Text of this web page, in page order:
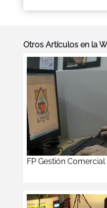
Otros Artículos en la
FP Gestión